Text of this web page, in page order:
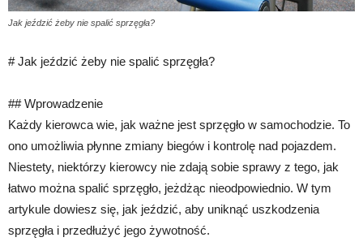
Jak jeździć żeby nie spalić sprzęgła?
# Jak jeździć żeby nie spalić sprzęgła?
## Wprowadzenie
Każdy kierowca wie, jak ważne jest sprzęgło w samochodzie. To
ono umożliwia płynne zmiany biegów i kontrolę nad pojazdem.
Niestety, niektórzy kierowcy nie zdają sobie sprawy z tego, jak
łatwo można spalić sprzęgło, jeżdżąc nieodpowiednio. W tym
artykule dowiesz się, jak jeździć, aby uniknąć uszkodzenia
sprzęgła i przedłużyć jego żywotność.